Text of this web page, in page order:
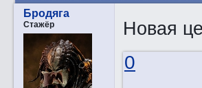
Бродяга
Стажёр
Новая
0